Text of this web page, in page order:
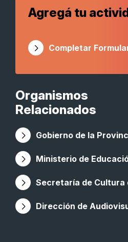
Organismos
Relacionados
Gobierno de la
Ministerio de
Secretaría de Cultura
Dirección de
Agregá tu
Completar